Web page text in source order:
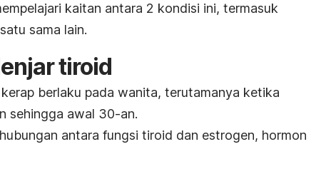
kaitan antara 2 kondisi ini, termasuk
sama lain.
tiroid
berlaku pada wanita, terutamanya ketika
sehingga awal 30-an.
antara fungsi tiroid dan estrogen, hormon